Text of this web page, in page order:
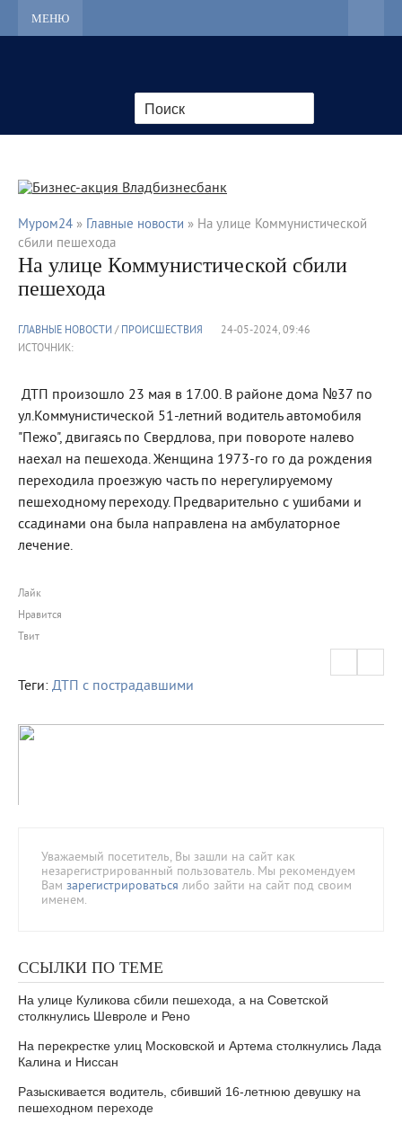
МЕНЮ
Муром24 » Главные новости » На улице Коммунистической
сбили пешехода
На улице Коммунистической сбили
пешехода
ГЛАВНЫЕ НОВОСТИ/ ПРОИСШЕСТВИЯ
24-05-2024, 09:46
ИСТОЧНИК:
ДТП произошло 23 мая в 17.00. В районе дома №37 по
ул.Коммунистической 51-летний водитель автомобиля
"Пежо", двигаясь по Свердлова, при повороте налево
наехал на пешехода. Женщина 1973-го го да рождения
переходила проезжую часть по нерегулируемому
пешеходному переходу. Предварительно с ушибами и
ссадинами она была направлена на амбулаторное
лечение.
Лайк
Нравится
Твит
Теги: ДТП с пострадавшими
Уважаемый посетитель, Вы зашли на сайт как
незарегистрированный пользователь. Мы рекомендуем
Вам зарегистрироваться либо зайти на сайт под своим
именем.
ССЫЛКИ ПО ТЕМЕ
На улице Куликова сбили пешехода, а на Советской
столкнулись Шевроле и Рено
На перекрестке улиц Московской и Артема столкнулись Лада
Калина и Ниссан
Разыскивается водитель, сбивший 16-летнюю девушку на
пешеходном переходе